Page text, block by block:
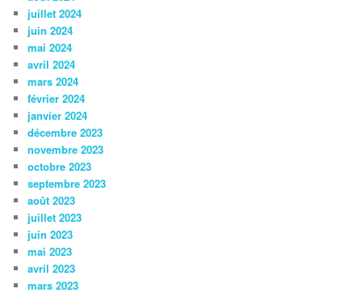
juillet 2024
juin 2024
mai 2024
avril 2024
mars 2024
février 2024
janvier 2024
décembre 2023
novembre 2023
octobre 2023
septembre 2023
août 2023
juillet 2023
juin 2023
mai 2023
avril 2023
mars 2023